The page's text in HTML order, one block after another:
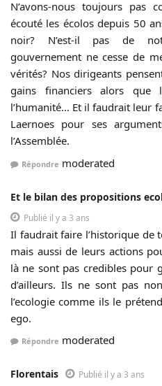
N’avons-nous toujours pas
écouté les écolos depuis 50
noir? N’est-il pas de
gouvernement ne cesse de
vérités? Nos dirigeants
gains financiers alors que
l’humanité… Et il faudrait leur
Laernoes pour ses
l’Assemblée.
Répondre moderated
Et le bilan des propositions
Publié il y a 3 ans
Il faudrait faire l’historique de
mais aussi de leurs actions
là ne sont pas credibles pour
d’ailleurs. Ils ne sont pas
l’ecologie comme ils le
ego.
Répondre moderated
Florentais Publié il y a 3 ans